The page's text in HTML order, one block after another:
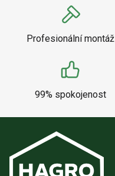
Profesionální montáž
99% spokojenost